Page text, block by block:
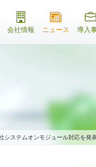
会社情報 ニュース 導入
ステムオンモジュール対応を発